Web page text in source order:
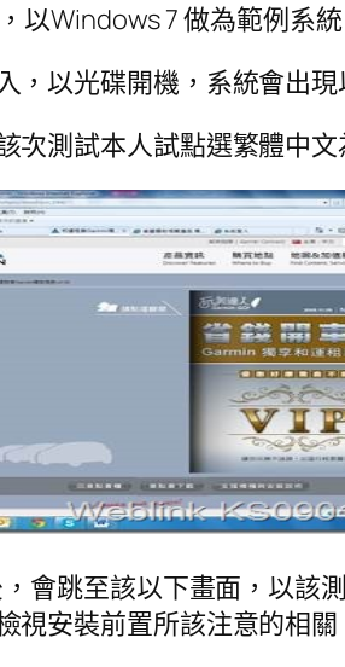
以Windows 7 做為範例系
，以光碟開機，系統會出
次測試本人試點選繁體中文
會跳至該以下畫面，以該
視安裝前置所該注意的相關